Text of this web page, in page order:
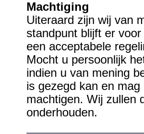
Machtiging
Uiteraard zijn wij van
standpunt blijft er
een acceptabele
Mocht u persoonlijk
indien u van mening
is gezegd kan en
machtigen. Wij zullen
onderhouden.